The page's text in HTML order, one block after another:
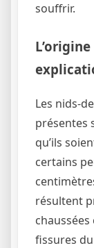
souffrir.
Les nids-
présentes
qu’ils
certains
résultent
chaussées
fissures du